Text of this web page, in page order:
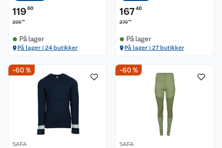
11960
29900
På lager
På lager i 24 butikker
16740
27900
På lager
På lager i 27 butikker
-60 %
SAFA
-60 %
SAFA